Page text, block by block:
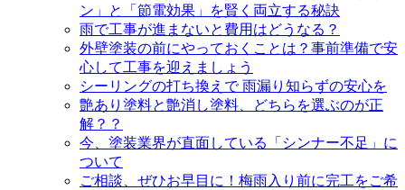
ン」と「節電効果」を賢く両立する秘訣
雨で工事が進まないと費用はどうなる？
外壁塗装の前にやっておくことは？事前準備で安
心して工事を迎えましょう
シーリングの打ち換えで 雨漏り知らずの安心を
艶あり塗料と艶消し塗料、どちらを選ぶのが正
解？？
今、塗装業界が直面している「シンナー不足」に
ついて
ご相談、ぜひお早目に！梅雨入り前に完工をご希